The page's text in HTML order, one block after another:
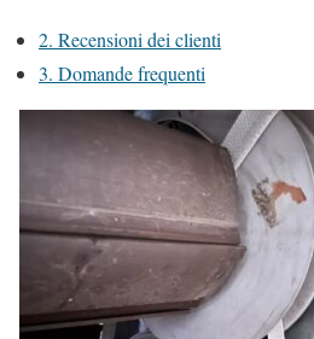
2. Recensioni dei clienti
3. Domande frequenti